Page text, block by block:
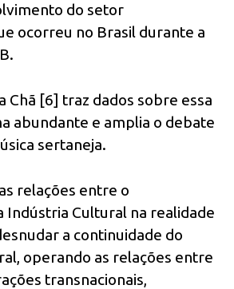
do setor
ocorreu no Brasil durante a
Chã [6] traz dados sobre essa
abundante e amplia o debate
sertaneja.
relações entre o
Indústria Cultural na realidade
a continuidade do
operando as relações entre
transnacionais,